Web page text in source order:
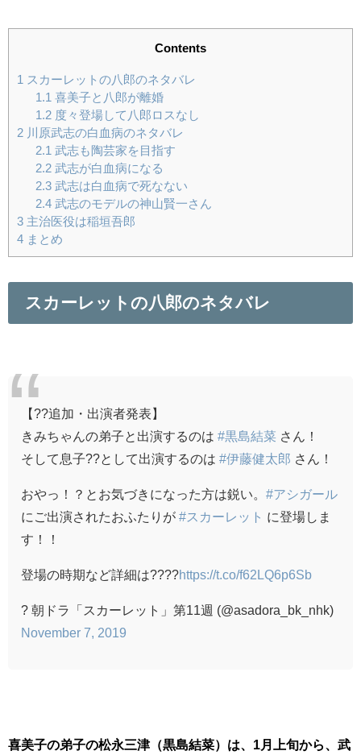
Contents
1
スカーレットの八郎のネタバレ
1.1 喜美子と八郎が離婚
1.2度々登場して八郎ロスなし
2 川原武志の白血病のネタバレ
2.1 武志も陶芸家を目指す
2.2武志が白血病になる
2.3武志は白血病で死なない
2.4武志のモデルの神山賢一さん
3 主治医役は稲垣吾郎
4 まとめ
スカーレットの八郎のネタバレ
【??追加・出演者発表】
きみちゃんの弟子と出演するのは #黒島結菜 さん！
そして息子??として出演するのは #伊藤健太郎 さん！
おやっ！？とお気づきになった方は鋭い。 #アシガール
にご出演されたおふたりが #スカーレット に登場しま
す！！
登場の時期など詳細は????https://t.co/f62LQ6p6Sb
? 朝ドラ「スカーレット」第11週 (@asadora_bk_nhk)
November 7, 2019
喜美子の弟子の松永三津（黒島結菜）は、1月上旬から、武